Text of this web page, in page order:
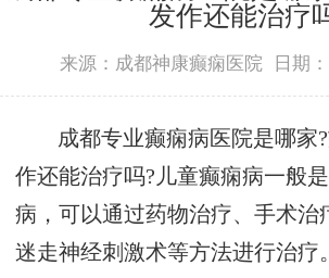
发作还能治疗
来源：成都神康癫痫医院 日期
成都专业癫痫病医院是哪家
作还能治疗吗?儿童癫痫病一般
病，可以通过药物治疗、手术治
迷走神经刺激术等方法进行治疗